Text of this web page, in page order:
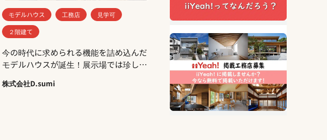
モデルハウス 工務店
見学可
２階建て
今の時代に求められる機能を詰め込んだ
モデルハウスが誕生！展示場では珍しい
できる２種類のLDKを設置。ご要望の多
株式会社D.sumi
モデルハウス 工務店
見学可
２階建て
自由度の高いD.sumiの家だから叶えられ
た個性と遊び心を大切にした、 インダス
トリアルな暮らし。 毎日過ごす場所だか
らこそ、夢と希望を詰め込んだ特別な空
間づくりを実現しました。
株式会社D.sumi